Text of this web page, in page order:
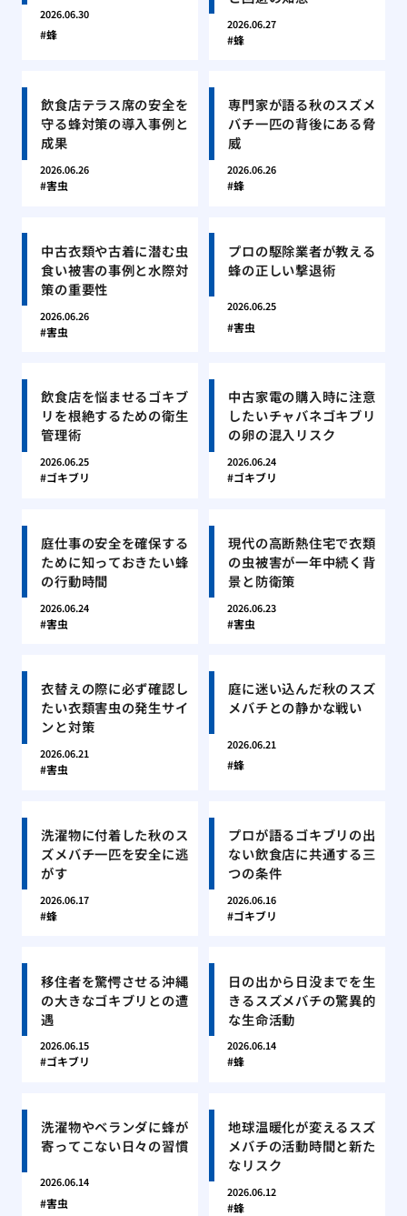
2026.06.30
蜂
2026.06.27
蜂
飲食店テラス席の安全を
守る蜂対策の導入事例と
成果
2026.06.26
害虫
専門家が語る秋のスズメ
バチ一匹の背後にある脅
威
2026.06.26
蜂
中古衣類や古着に潜む虫
食い被害の事例と水際対
策の重要性
2026.06.26
害虫
プロの駆除業者が教える
蜂の正しい撃退術
2026.06.25
害虫
飲食店を悩ませるゴキブ
リを根絶するための衛生
管理術
2026.06.25
ゴキブリ
中古家電の購入時に注意
したいチャバネゴキブリ
の卵の混入リスク
2026.06.24
ゴキブリ
庭仕事の安全を確保する
ために知っておきたい蜂
の行動時間
2026.06.24
害虫
現代の高断熱住宅で衣類
の虫被害が一年中続く背
景と防衛策
2026.06.23
害虫
衣替えの際に必ず確認し
たい衣類害虫の発生サイ
ンと対策
2026.06.21
害虫
庭に迷い込んだ秋のスズ
メバチとの静かな戦い
2026.06.21
蜂
洗濯物に付着した秋のス
ズメバチ一匹を安全に逃
がす
2026.06.17
蜂
プロが語るゴキブリの出
ない飲食店に共通する三
つの条件
2026.06.16
ゴキブリ
移住者を驚愕させる沖縄
の大きなゴキブリとの遭
遇
2026.06.15
ゴキブリ
日の出から日没までを生
きるスズメバチの驚異的
な生命活動
2026.06.14
蜂
洗濯物やベランダに蜂が
寄ってこない日々の習慣
2026.06.14
害虫
地球温暖化が変えるスズ
メバチの活動時間と新た
なリスク
2026.06.12
蜂